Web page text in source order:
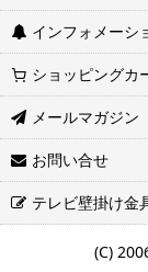
インフォメーシ
ショッピングカ
メールマガジン
お問い合せ
テレビ壁掛け
(C)